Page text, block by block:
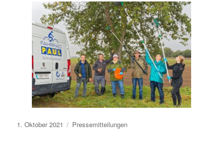
Veröffentlicht
1. Oktober 2021 Pressemitteilungen